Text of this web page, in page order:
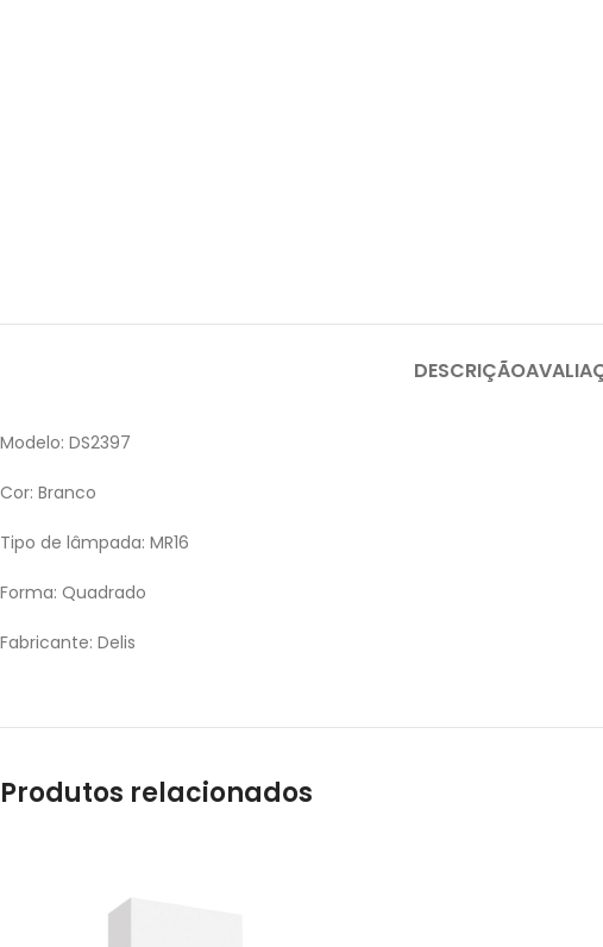
DESCRIÇÃO
Modelo: DS2397
Cor: Branco
Tipo de lâmpada: MR16
Forma: Quadrado
Fabricante: Delis
Produtos relacionados